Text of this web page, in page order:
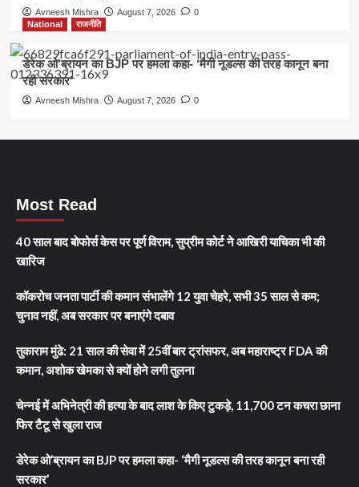
Avneesh Mishra August 7, 2026
0
National
राजनीति
डेरेक ओ’ब्रायन का BJP पर हमला कहा- ‘मैगी नूडल्स की तरह कानून बना
रही सरकार’
Avneesh Mishra August 7, 2026 0
Most Read
40 साल बाद बोफोर्स केस पर पूर्ण विराम, सुप्रीम कोर्ट ने आखिरी याचिका भी की
खारिज
कॉकरोच जनता पार्टी की कमान संभालेंगे 12 युवा चेहरे, सभी 35 साल से कम;
चुनाव नहीं, अब सरकार पर बनाएंगे दबाव
तुकाराम मुंढे: 21 साल की सेवा में 25वीं बार ट्रांसफर, अब महाराष्ट्र FDA की
कमान, अशोक खेमका से क्यों होने लगी तुलना
चेन्नई में अभिनेत्री की हत्या के बाद लाश के किए टुकड़े, 11,700 टन कचरा छाना
फिर टैटू से खुला राज
डेरेक ओ’ब्रायन का BJP पर हमला कहा- ‘मैगी नूडल्स की तरह कानून बना रही
सरकार’